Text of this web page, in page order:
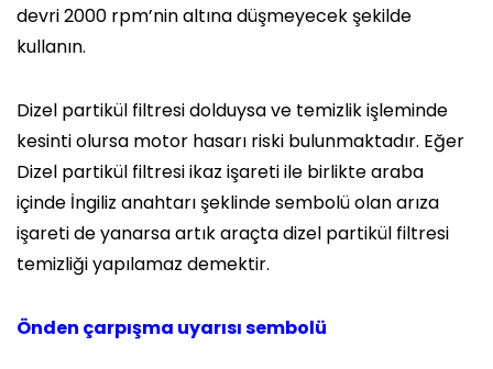
devri 2000 rpm’nin altına düşmeyecek şekilde
kullanın.
Dizel partikül filtresi dolduysa ve temizlik işleminde
kesinti olursa motor hasarı riski bulunmaktadır. Eğer
Dizel partikül filtresi ikaz işareti ile birlikte araba
içinde İngiliz anahtarı şeklinde sembolü olan arıza
işareti de yanarsa artık araçta dizel partikül filtresi
temizliği yapılamaz demektir.
Önden çarpışma uyarısı sembolü